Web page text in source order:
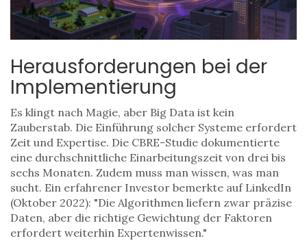
Herausforderungen bei der
Implementierung
Es klingt nach Magie, aber Big Data ist kein
Zauberstab. Die Einführung solcher Systeme erfordert
Zeit und Expertise. Die CBRE-Studie dokumentierte
eine durchschnittliche Einarbeitungszeit von drei bis
sechs Monaten. Zudem muss man wissen, was man
sucht. Ein erfahrener Investor bemerkte auf LinkedIn
(Oktober 2022): "Die Algorithmen liefern zwar präzise
Daten, aber die richtige Gewichtung der Faktoren
erfordert weiterhin Expertenwissen."